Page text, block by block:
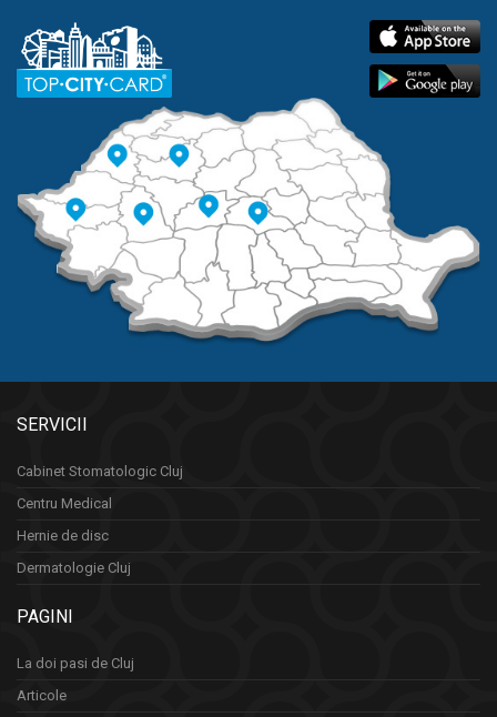
SERVICII
Cabinet Stomatologic Cluj
Centru Medical
Hernie de disc
Dermatologie Cluj
PAGINI
La doi pasi de Cluj
Articole